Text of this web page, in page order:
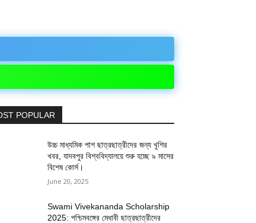
POPULAR
উচ্চ মাধ্যমিক পাশ ছাত্রছাত্রীদের জন্য খুশির
খবর, যাদবপুর বিশ্ববিদ্যালয়ে শুরু হচ্ছে ৯ মাসের
বিশেষ কোর্স।
June 20, 2025
Swami Vivekananda Scholarship
2025: পশ্চিমবঙ্গের মেধাবী ছাত্রছাত্রীদের